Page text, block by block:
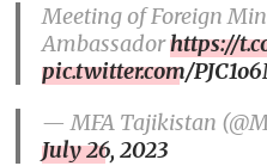
Meeting of Foreign
Ambassadorhttps://
pic.twitter.com/
— MFA Tajikistan
July 26, 2023